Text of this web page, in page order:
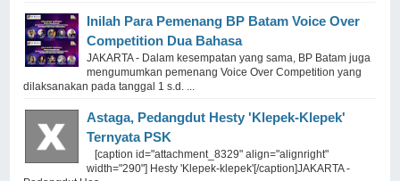
Inilah Para Pemenang BP Batam Voice Over
Competition Dua Bahasa
JAKARTA - Dalam kesempatan yang sama, BP Batam juga
mengumumkan pemenang Voice Over Competition yang
dilaksanakan pada tanggal 1 s.d. ...
Astaga, Pedangdut Hesty 'Klepek-Klepek'
Ternyata PSK
[caption id="attachment_8329" align="alignright"
width="290"] Hesty 'Klepek-klepek'[/caption]JAKARTA -